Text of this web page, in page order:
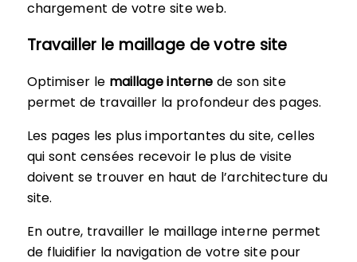
chargement de votre site web.
Travailler le maillage de votre site
Optimiser le maillage interne de son site
permet de travailler la profondeur des pages.
Les pages les plus importantes du site, celles
qui sont censées recevoir le plus de visite
doivent se trouver en haut de l’architecture du
site.
En outre, travailler le maillage interne permet
de fluidifier la navigation de votre site pour